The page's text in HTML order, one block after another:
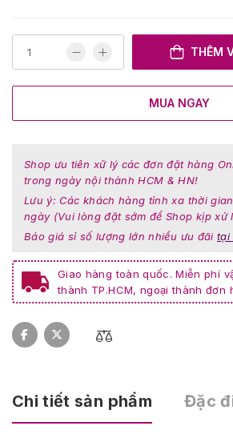
THÊM
MUA NGAY
Shop ưu tiên xữ lý các đơn đặt hàng
trong ngày nội thành HCM & HN!
Lưu ý: Các khách hàng tỉnh xa thời
ngày (Vui lòng đặt sớm để Shop kịp xử
Báo giá sỉ số lượng lớn nhiều ưu đãi tại
Giao hàng toàn quốc. Miễn phí
thành TP.HCM, ngoại thành đơn
Chi tiết sản phẩm Đặc